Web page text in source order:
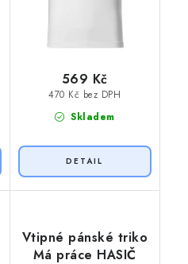
Skladem
470 Kč bez DPH
569 Kč
Vtipné pánské triko
Má práce HASIČ